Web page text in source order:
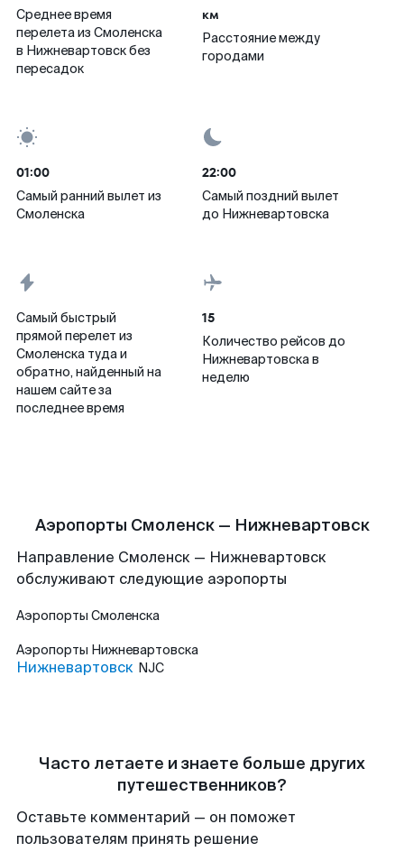
Среднее время
перелета из Смоленска
в Нижневартовск без
пересадок
км
Расстояние между
городами
01:00
Самый ранний вылет из
Смоленска
22:00
Самый поздний вылет
до Нижневартовска
Самый быстрый
прямой перелет из
Смоленска туда и
обратно, найденный на
нашем сайте за
последнее время
15
Количество рейсов до
Нижневартовска в
неделю
Аэропорты Смоленск — Нижневартовск
Направление Смоленск — Нижневартовск
обслуживают следующие аэропорты
Аэропорты Смоленска
Аэропорты Нижневартовска
Нижневартовск NJC
Часто летаете и знаете больше других
путешественников?
Оставьте комментарий — он поможет
пользователям принять решение